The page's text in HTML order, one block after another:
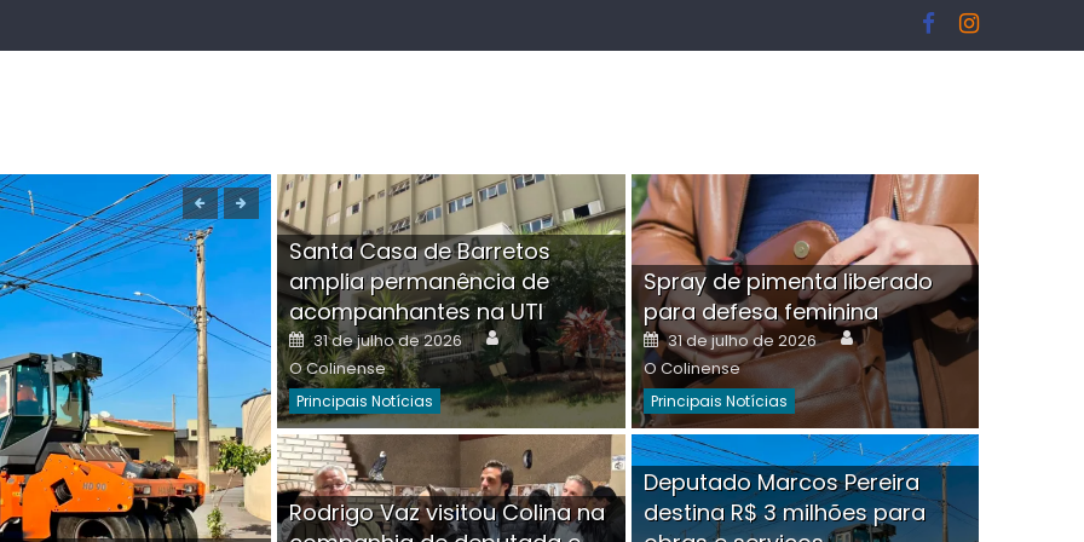
Boutique na Av. Ângelo Martins Tristão é
invadida por criminoso mascarado
Santa Casa de Barretos
amplia permanência de
acompanhantes na UTI
Posted
on
31 de julho de 2026 Author
O Colinense
Principais Notícias
Spray de pimenta liberado
para defesa feminina
Posted
on
31 de julho de 2026 Author
O Colinense
Principais Notícias
Rodrigo Vaz visitou Colina na
Deputado Marcos Pereira
destina R$ 3 milhões para